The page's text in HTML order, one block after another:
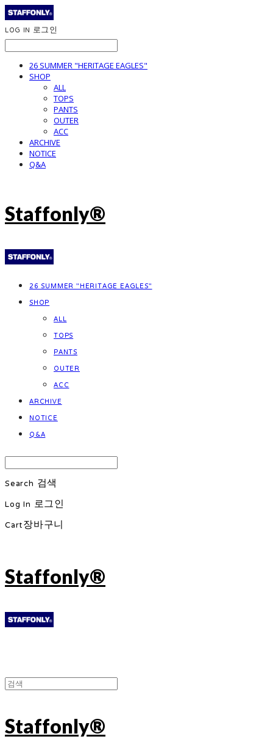
LOG IN 로그인
26 SUMMER "HERITAGE EAGLES"
SHOP
ALL
TOPS
PANTS
OUTER
ACC
ARCHIVE
NOTICE
Q&A
Staffonly®
26 SUMMER "HERITAGE EAGLES"
SHOP
ALL
TOPS
PANTS
OUTER
ACC
ARCHIVE
NOTICE
Q&A
Search 검색
Log In 로그인
Cart장바구니
Staffonly®
Staffonly®